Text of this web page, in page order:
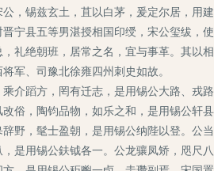
，锡兹玄土，苴以白茅，爰定尔居，用
宁县五等男湛授相国印绶，宋公玺绂，
礼绝朝班，居常之名，宜与事革。其以
军、司豫北徐雍四州刺史如故。
蹈方，罔有迁志，是用锡公大路、戎
俗，陶钧品物，如乐之和，是用锡公轩
野，髦士盈朝，是用锡公纳陛以登。公
是用锡公鈇钺各一。公龙骧凤矫，咫尺